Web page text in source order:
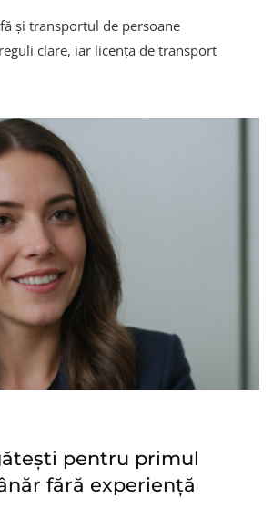
Funcționează
Licențele
De
și transportul de persoane
clare, iar licența de transport
pentru primul
fără experiență